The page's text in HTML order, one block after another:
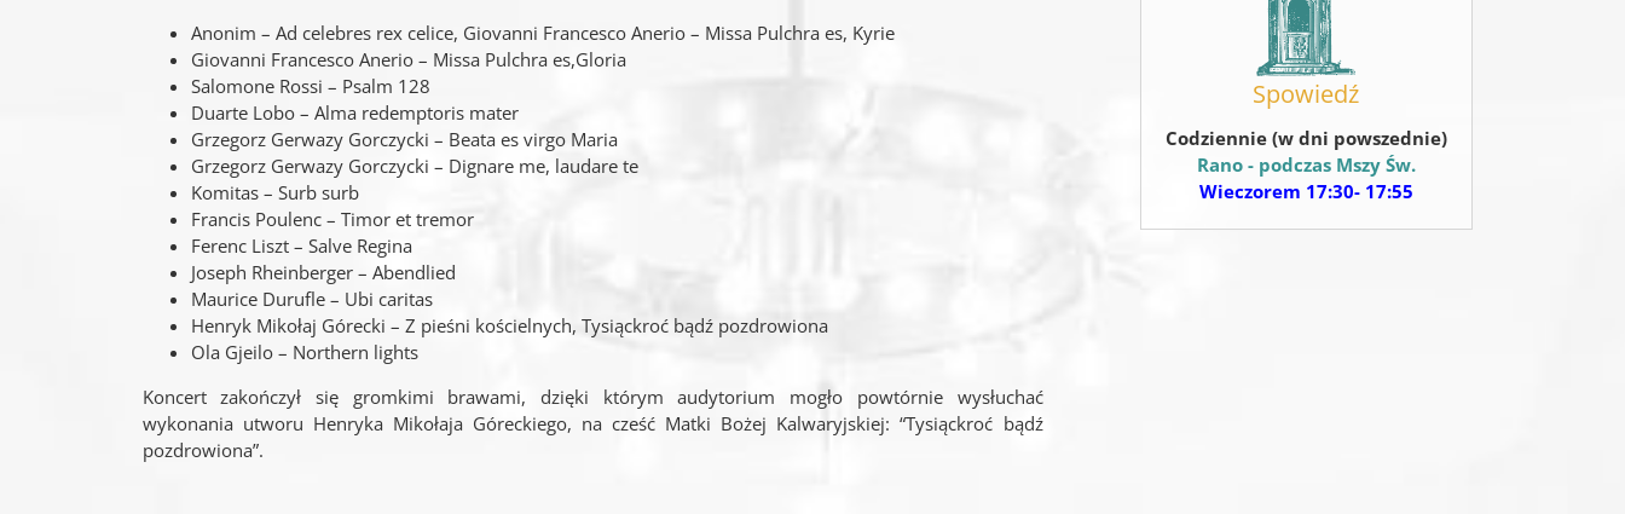
Anonim – Ad celebres rex celice, Giovanni Francesco Anerio – Missa Pulchra es, Kyrie
Giovanni Francesco Anerio – Missa Pulchra es,Gloria
Salomone Rossi – Psalm 128
Duarte Lobo – Alma redemptoris mater
Grzegorz Gerwazy Gorczycki – Beata es virgo Maria
Grzegorz Gerwazy Gorczycki – Dignare me, laudare te
Komitas – Surb surb
Francis Poulenc – Timor et tremor
Ferenc Liszt – Salve Regina
Joseph Rheinberger – Abendlied
Maurice Durufle – Ubi caritas
Henryk Mikołaj Górecki – Z pieśni kościelnych, Tysiąckroć bądź pozdrowiona
Ola Gjeilo – Northern lights
Koncert zakończył się gromkimi brawami, dzięki którym audytorium mogło powtórnie wysłuchać
wykonania utworu Henryka Mikołaja Góreckiego, na cześć Matki Bożej Kalwaryjskiej: “Tysiąckroć bądź
pozdrowiona”.
Spowiedź
Codziennie (w dni powszednie)
Rano - podczas Mszy Św.
Wieczorem 17:30- 17:55